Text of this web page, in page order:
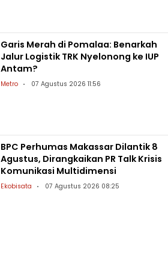
Garis Merah di Pomalaa: Benarkah
Jalur Logistik TRK Nyelonong ke IUP
Antam?
Metro 07 Agustus 2026 11:56
BPC Perhumas Makassar Dilantik 8
Agustus, Dirangkaikan PR Talk Krisis
Komunikasi Multidimensi
Ekobisata 07 Agustus 2026 08:25